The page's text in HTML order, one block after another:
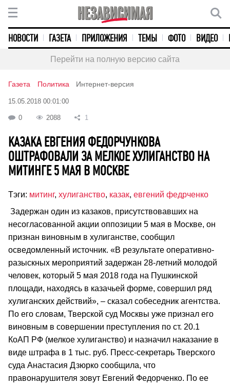
НОВОСТИ ГАЗЕТА ПРИЛОЖЕНИЯ ТЕМЫ ФОТО ВИДЕО
Перейти на полную версию сайта
Газета Политика Интернет-версия
15.05.2018 00:01:00
0 2088 1
КАЗАКА ЕВГЕНИЯ ФЕДОРЧУНКОВА
ОШТРАФОВАЛИ ЗА МЕЛКОЕ ХУЛИГАНСТВО НА
МИТИНГЕ 5 МАЯ В МОСКВЕ
Тэги: митинг, хулиганство, казак, евгений федрченко
Задержан один из казаков, присутствовавших на
несогласованной акции оппозиции 5 мая в Москве, он
признан виновным в хулиганстве, сообщил
осведомленный источник. «В результате оперативно-
разыскных мероприятий задержан 28-летний молодой
человек, который 5 мая 2018 года на Пушкинской
площади, находясь в казачьей форме, совершил ряд
хулиганских действий», – сказал собеседник агентства.
По его словам, Тверской суд Москвы уже признал его
виновным в совершении преступления по ст. 20.1
КоАП РФ (мелкое хулиганство) и назначил наказание в
виде штрафа в 1 тыс. руб. Пресс-секретарь Тверского
суда Анастасия Дзюрко сообщила, что
правонарушителя зовут Евгений Федорченко. По ее